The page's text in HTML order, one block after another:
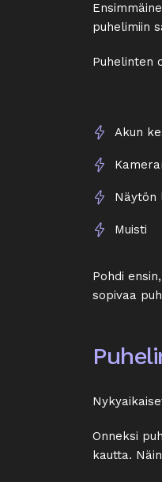
puhelimiin
Puhelinten
Akun
Näytön
Muisti
Pohdi
sopivaa
Onneksi
kautta.